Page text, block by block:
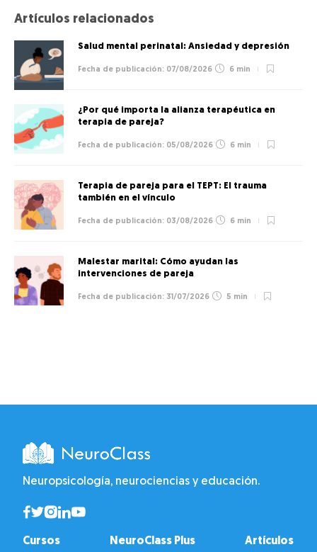
Artículos relacionados
Salud mental perinatal: Ansiedad y depresión
07/08/2026 6 min
¿Por qué importa la alianza terapéutica en
terapia de pareja?
05/08/2026 6 min
Terapia de pareja para el TEPT: El trauma
también en el vínculo
03/08/2026 6 min
Malestar marital: Cómo ayudan las
intervenciones de pareja
31/07/2026 5 min
Neuropsicología, neurociencias y educación.
Cursos NeuroClass Plus Artículos